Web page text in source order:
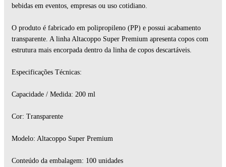
bebidas em eventos, empresas ou uso cotidiano.
O produto é fabricado em polipropileno (PP) e possui acabamento
transparente. A linha Altacoppo Super Premium apresenta copos com
estrutura mais encorpada dentro da linha de copos descartáveis.
Especificações Técnicas:
Capacidade / Medida: 200 ml
Cor: Transparente
Modelo: Altacoppo Super Premium
Conteúdo da embalagem: 100 unidades